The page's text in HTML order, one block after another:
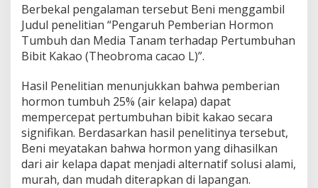
Berbekal pengalaman tersebut Beni menggambil
Judul penelitian “Pengaruh Pemberian Hormon
Tumbuh dan Media Tanam terhadap Pertumbuhan
Bibit Kakao (Theobroma cacao L)”.
Hasil Penelitian menunjukkan bahwa pemberian
hormon tumbuh 25% (air kelapa) dapat
mempercepat pertumbuhan bibit kakao secara
signifikan. Berdasarkan hasil penelitinya tersebut,
Beni meyatakan bahwa hormon yang dihasilkan
dari air kelapa dapat menjadi alternatif solusi alami,
murah, dan mudah diterapkan di lapangan.